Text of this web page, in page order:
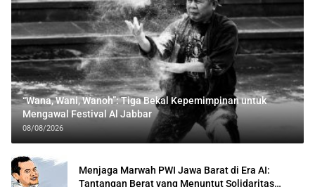
“Wana, Wani, Wanoh”: Tiga Bekal Kepemimpinan untuk
Mengawal Festival Al Jabbar
08/08/2026
Menjaga Marwah PWI Jawa Barat di Era AI:
Tantangan Berat yang Menuntut Solidaritas